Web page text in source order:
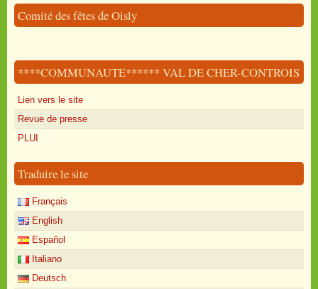
Comité des fêtes de Oisly
****COMMUNAUTE****** VAL DE CHER-CONTROIS
Lien vers le site
Revue de presse
PLUI
Traduire le site
Français
English
Español
Italiano
Deutsch